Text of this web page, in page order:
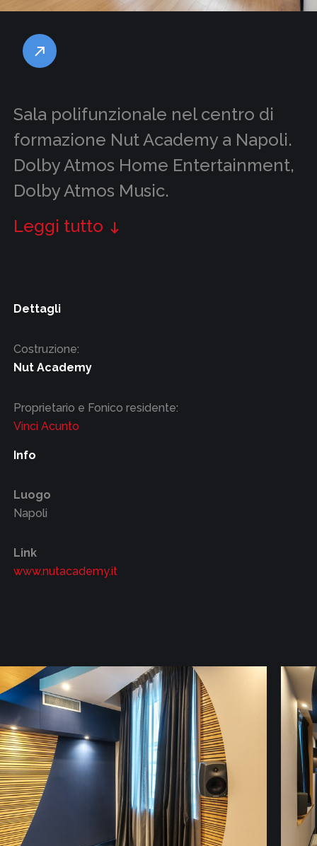
Sala polifunzionale nel centro di
formazione Nut Academy a Napoli.
Dolby Atmos Home Entertainment,
Dolby Atmos Music.
Leggi tutto
Dettagli
Costruzione:
Nut Academy
Proprietario e Fonico residente:
Vinci Acunto
Info
Luogo
Napoli
Link
www.nutacademy.it